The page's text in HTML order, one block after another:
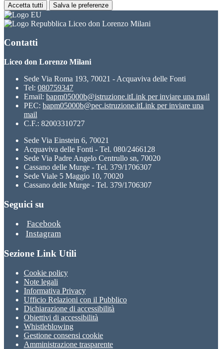
Accetta tutti Salva le preferenze
Liceo don Lorenzo Milani
Contatti
Liceo don Lorenzo Milani
Sede Via Roma 193, 70021 - Acquaviva delle Fonti
Tel: 080759347
Email: bapm05000b@istruzione.itLink per inviare una mail
PEC: bapm05000b@pec.istruzione.itLink per inviare una
mail
C.F.: 82003310727
Sede Via Einstein 6, 70021
Acquaviva delle Fonti - Tel. 080/2466128
Sede Via Padre Angelo Centrullo sn, 70020
Cassano delle Murge - Tel. 379/1706307
Sede Viale 5 Maggio 10, 70020
Cassano delle Murge - Tel. 379/1706307
Seguici su
Facebook
Instagram
Sezione Link Utili
Cookie policy
Note legali
Informativa Privacy
Ufficio Relazioni con il Pubblico
Dichiarazione di accessibilità
Obiettivi di accessibilità
Whistleblowing
Gestione consensi cookie
Amministrazione trasparente